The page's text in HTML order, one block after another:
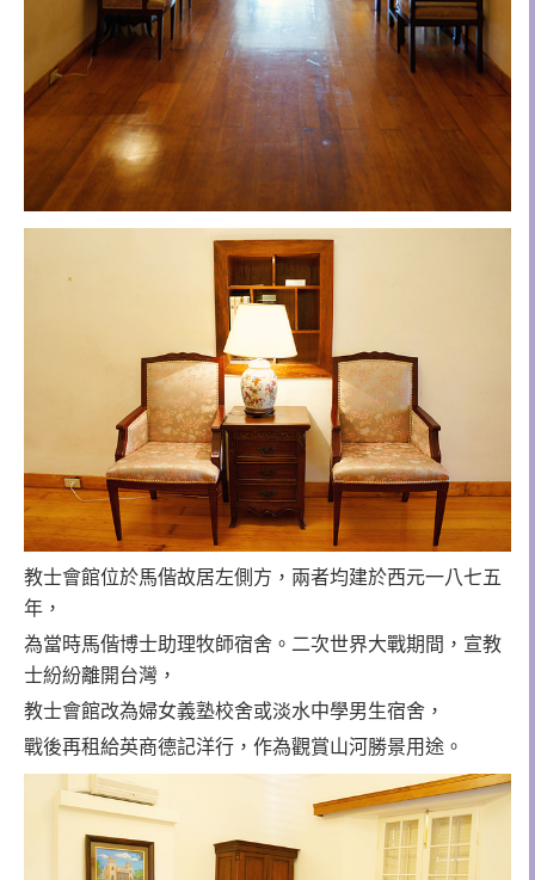
教士會館位於馬偕故居左側方，兩者均建於西元一八七五
年，
為當時馬偕博士助理牧師宿舍。二次世界大戰期間，宣教
士紛紛離開台灣，
教士會館改為婦女義塾校舍或淡水中學男生宿舍，
戰後再租給英商德記洋行，作為觀賞山河勝景用途。